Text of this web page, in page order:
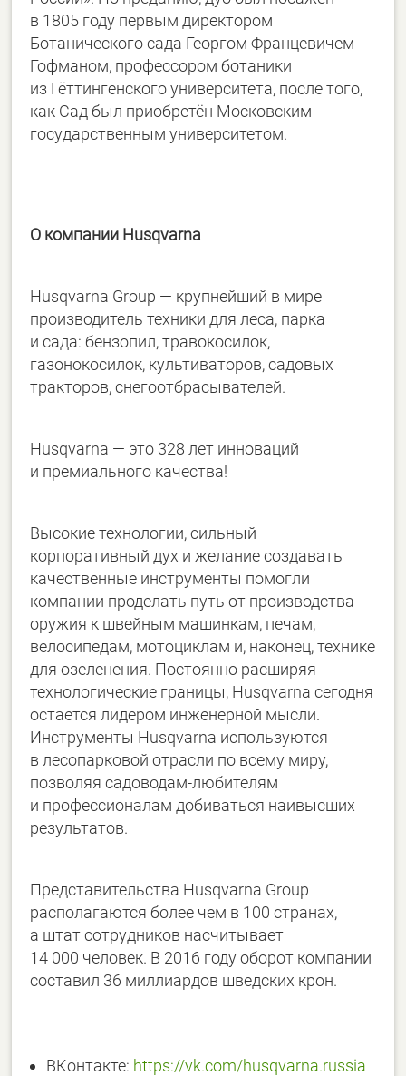
в 1805 году первым директором
Ботанического сада Георгом Францевичем
Гофманом, профессором ботаники
из Гёттингенского университета, после того,
как Сад был приобретён Московским
государственным университетом.
О компании Husqvarnа
Husqvarna Group — крупнейший в мире
производитель техники для леса, парка
и сада: бензопил, травокосилок,
газонокосилок, культиваторов, садовых
тракторов, снегоотбрасывателей.
Husqvarna — это 328 лет инноваций
и премиального качества!
Высокие технологии, сильный
корпоративный дух и желание создавать
качественные инструменты помогли
компании проделать путь от производства
оружия к швейным машинкам, печам,
велосипедам, мотоциклам и, наконец, технике
для озеленения. Постоянно расширяя
технологические границы, Husqvarna сегодня
остается лидером инженерной мысли.
Инструменты Husqvarna используются
в лесопарковой отрасли по всему миру,
позволяя садоводам-любителям
и профессионалам добиваться наивысших
результатов.
Представительства Husqvarna Group
располагаются более чем в 100 странах,
а штат сотрудников насчитывает
14 000 человек. В 2016 году оборот компании
составил 36 миллиардов шведских крон.
ВКонтакте: https://vk.com/husqvarna.russia